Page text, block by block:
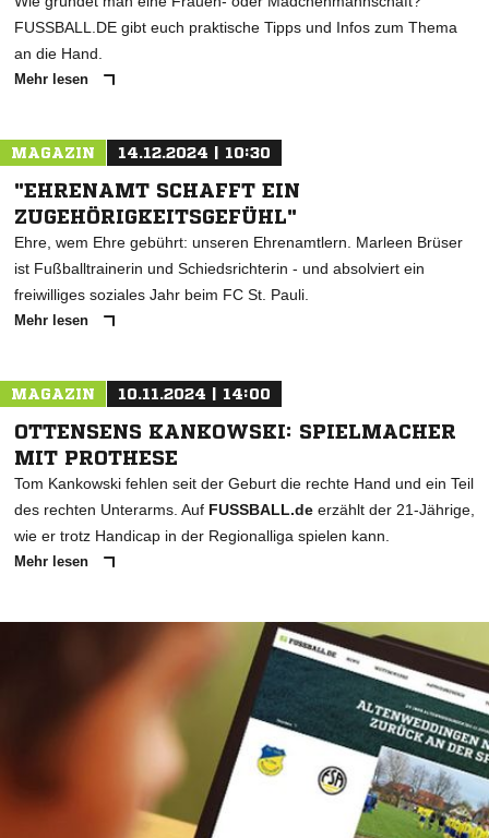
FUSSBALL.DE gibt euch praktische Tipps und Infos zum Thema
an die Hand.
Mehr lesen
MAGAZIN 14.12.2024 | 10:30
"EHRENAMT SCHAFFT EIN
ZUGEHÖRIGKEITSGEFÜHL"
Ehre, wem Ehre gebührt: unseren Ehrenamtlern. Marleen Brüser
ist Fußballtrainerin und Schiedsrichterin - und absolviert ein
freiwilliges soziales Jahr beim FC St. Pauli.
Mehr lesen
MAGAZIN 10.11.2024 | 14:00
OTTENSENS KANKOWSKI: SPIELMACHER
MIT PROTHESE
Tom Kankowski fehlen seit der Geburt die rechte Hand und ein Teil
des rechten Unterarms. Auf FUSSBALL.de erzählt der 21-Jährige,
wie er trotz Handicap in der Regionalliga spielen kann.
Mehr lesen